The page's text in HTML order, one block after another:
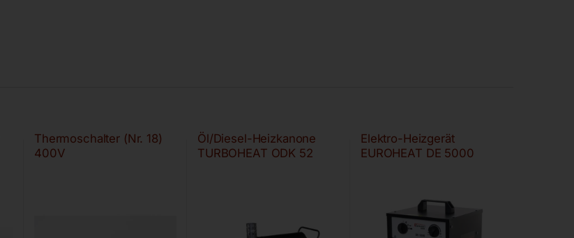
Thermoschalter (Nr. 18)
400V
Öl/Diesel-Heizkanone
TURBOHEAT ODK 52
Elektro-Heizgerät
EUROHEAT DE 5000